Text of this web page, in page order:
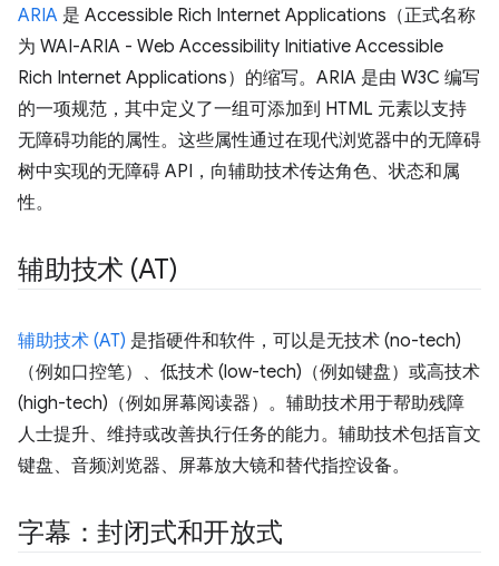
ARIA 是 Accessible Rich Internet Applications（正式名称
为 WAI-ARIA - Web Accessibility Initiative Accessible
Rich Internet Applications）的缩写。ARIA 是由 W3C 编写
的一项规范，其中定义了一组可添加到 HTML 元素以支持
无障碍功能的属性。这些属性通过在现代浏览器中的无障碍
树中实现的无障碍 API，向辅助技术传达角色、状态和属
性。
辅助技术 (AT)
辅助技术 (AT) 是指硬件和软件，可以是无技术 (no-tech)
（例如口控笔）、低技术 (low-tech)（例如键盘）或高技术
(high-tech)（例如屏幕阅读器）。辅助技术用于帮助残障
人士提升、维持或改善执行任务的能力。辅助技术包括盲文
键盘、音频浏览器、屏幕放大镜和替代指控设备。
字幕：封闭式和开放式